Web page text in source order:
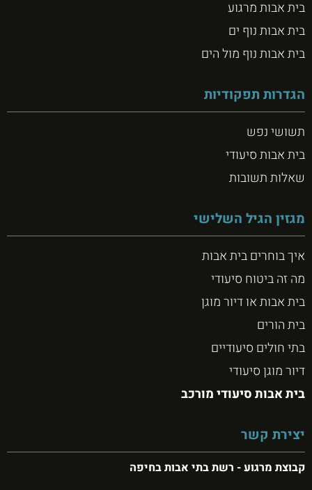
בית אבות מרגוע
בית אבות נוף ים
בית אבות נוף מול הים
הגדרות תפקודיות
תשושי נפש
בית אבות סיעודי
שאלות תשובות
מגזין הגיל השלישי
איך בוחרים בית אבות
מה זה ביטוח סיעודי
בית אבות או דיור מוגן
בית הורים
בתי חולים סיעודיים
דיור מוגן סיעודי
בית אבות סיעודי מורכב
יצירת קשר
קבוצת מרגוע - רשת בתי אבות בחיפה